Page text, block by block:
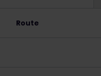
Route